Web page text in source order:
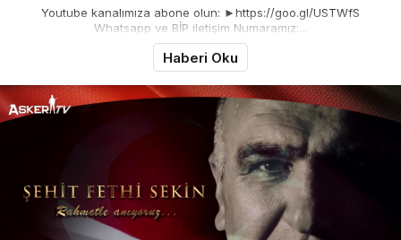
Youtube kanalımıza abone olun: ►https://goo.gl/USTWfS
Whatsapp ve BİP iletişim Numaramız:...
Haberi Oku